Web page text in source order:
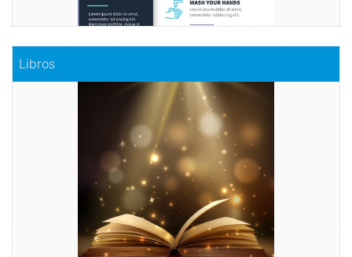
Libros
Haz realidad tu historia
Comprar
Comprar